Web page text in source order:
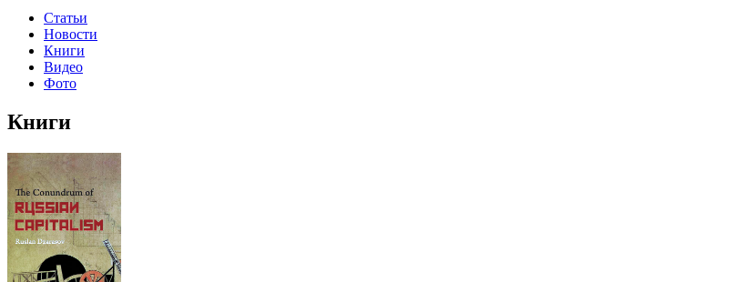
Статьи
Новости
Книги
Видео
Фото
Книги